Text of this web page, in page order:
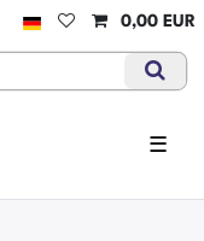
0,00 EUR
☰